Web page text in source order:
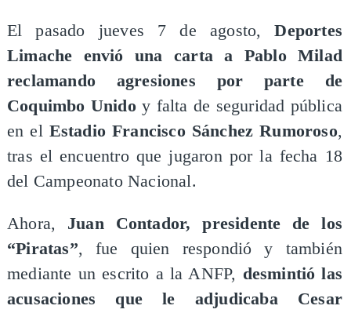
El pasado jueves 7 de agosto,Deportes
Limache envió una carta a Pablo Milad
reclamando agresiones por parte de
Coquimbo Unidoy falta de seguridad pública
en el Estadio Francisco Sánchez Rumoroso,
tras el encuentro que jugaron por la fecha 18
del Campeonato Nacional.
Ahora, Juan Contador, presidente de los
“Piratas”, fue quien respondió y también
mediante un escrito a la ANFP, desmintió las
acusaciones que le adjudicaba Cesar